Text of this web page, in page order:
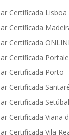
Certificada Lisboa
Certificada
Certificada
Certificada
Certificada Porto
Certificada
Certificada Setúbal
Certificada Viana
Certificada Vila